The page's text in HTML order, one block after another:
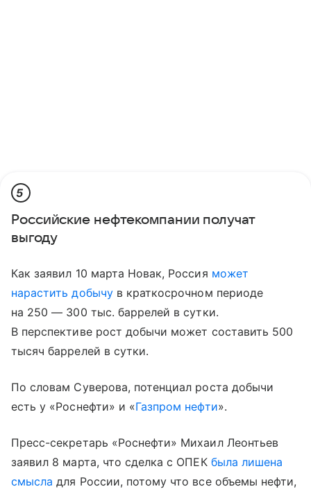
5
Российские нефтекомпании получат
выгоду
Как заявил 10 марта Новак, Россия может
нарастить добычу в краткосрочном периоде
на 250 — 300 тыс. баррелей в сутки.
В перспективе рост добычи может составить 500
тысяч баррелей в сутки.
По словам Суверова, потенциал роста добычи
есть у «Роснефти» и «Газпром нефти».
Пресс-секретарь «Роснефти» Михаил Леонтьев
заявил 8 марта, что сделка с ОПЕК была лишена
смысла для России, потому что все объемы нефти,